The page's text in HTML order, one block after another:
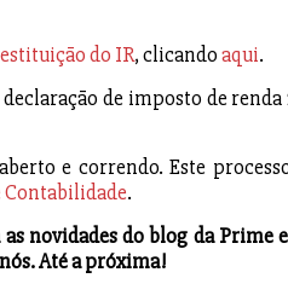
do IR, clicandoaqui.
de imposto de
e correndo. Este
.
as novidades do blog da
Até a próxima!